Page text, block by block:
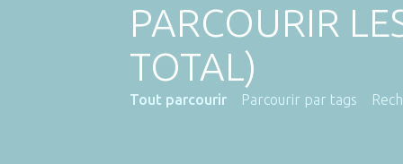
PARCOURIR
TOTAL)
Tout parcourir Parcourir par tags